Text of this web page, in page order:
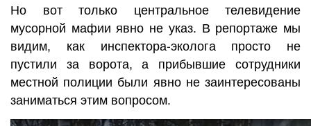
Но вот только центральное телевидение
мусорной мафии явно не указ. В репортаже мы
видим, как инспектора-эколога просто не
пустили за ворота, а прибывшие сотрудники
местной полиции были явно не заинтересованы
заниматься этим вопросом.